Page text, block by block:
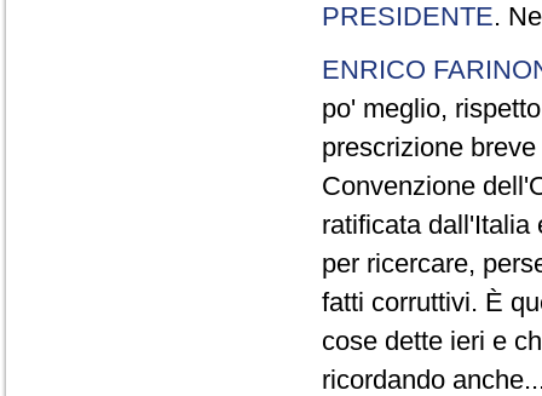
PRESIDENTE.
ENRICO
po' meglio,
prescrizione
Convenzione
ratificata dall'Italia
per ricercare,
fatti corruttivi. È
cose dette ieri e
ricordando